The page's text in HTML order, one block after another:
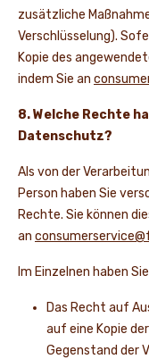
zusätzliche
Verschlüsselung).
Kopie des
indem Sie an
8. Welche Rechte
Datenschutz?
Als von der
Person haben Sie
Rechte. Sie können
an
Im Einzelnen haben
Das Recht auf
auf eine Kopie
Gegenstand der